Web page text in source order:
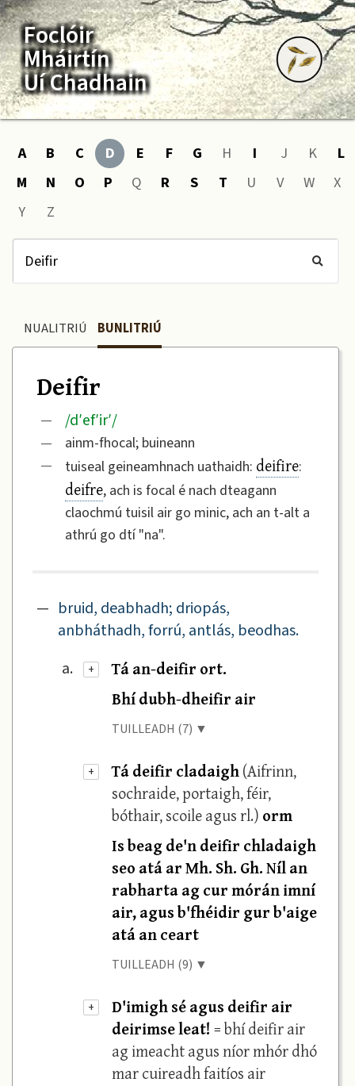
Foclóir
Mháirtín
Uí Chadhain
A B C D E F G H I J K
L
M
N O P Q R S T U V W
X
Y
Z
NUALITRIÚ BUNLITRIÚ
Deifir
— /d′ef′ir′/
—
ainm-fhocal; buineann
—
tuiseal geineamhnach uathaidh: deifire:
deifre, ach is focal é nach dteagann
claochmú tuisil air go minic, ach an t-alt a
athrú go dtí "na".
— bruid, deabhadh; driopás,
anbháthadh, forrú, antlás, beodhas.
a.
+
Tá an-deifir ort.
Bhí dubh-dheifir air
TUILLEADH (7) ▼
+ Tá deifir cladaigh(Aifrinn,
sochraide, portaigh, féir,
bóthair, scoile agus rl.) orm
Is beag de'n deifir chladaigh
seo atá ar Mh. Sh. Gh. Níl an
rabharta ag cur mórán imní
air, agus b'fhéidir gur b'aige
atá an ceart
TUILLEADH (9) ▼
+
D'imigh sé agus deifir air
deirimse leat! = bhí deifir air
ag imeacht agus níor mhór dhó
mar cuireadh faitíos air